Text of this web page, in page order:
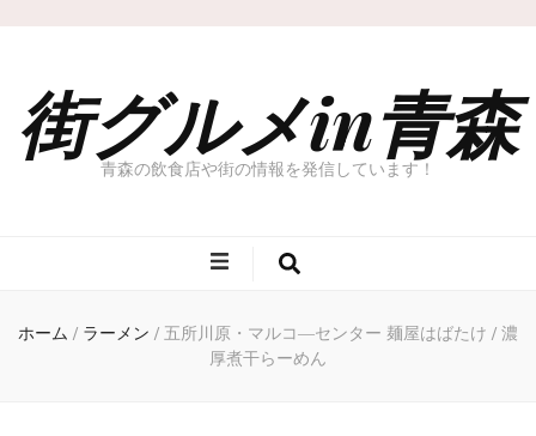
街グルメin青森
青森の飲食店や街の情報を発信しています！
ホーム / ラーメン / 五所川原・マルコ―センター 麺屋はばたけ / 濃
厚煮干らーめん